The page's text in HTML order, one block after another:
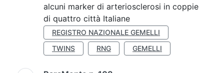
alcuni marker di arteriosclerosi in coppie
di quattro città Italiane
REGISTRO NAZIONALE GEMELLI
TWINS
RNG GEMELLI